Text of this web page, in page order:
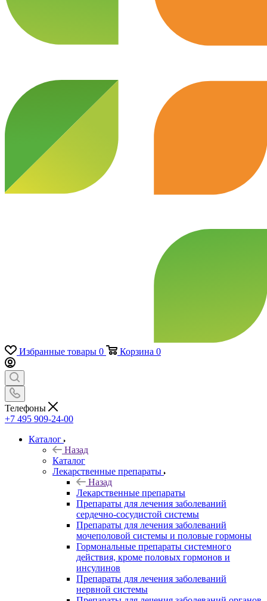
Избранные товары 0 Корзина 0
Телефоны
+7 495 909-24-00
Каталог
Назад
Каталог
Лекарственные препараты
Назад
Лекарственные препараты
Препараты для лечения заболеваний
сердечно-сосудистой системы
Препараты для лечения заболеваний
мочеполовой системы и половые гормоны
Гормональные препараты системного
действия, кроме половых гормонов и
инсулинов
Препараты для лечения заболеваний
нервной системы